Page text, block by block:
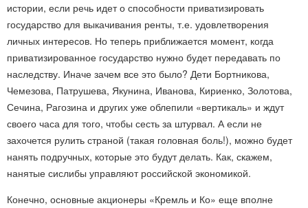
истории, если речь идет о способности приватизировать
государство для выкачивания ренты, т.е. удовлетворения
личных интересов. Но теперь приближается момент, когда
приватизированное государство нужно будет передавать по
наследству. Иначе зачем все это было? Дети Бортникова,
Чемезова, Патрушева, Якунина, Иванова, Кириенко, Золотова,
Сечина, Рагозина и других уже облепили «вертикаль» и ждут
своего часа для того, чтобы сесть за штурвал. А если не
захочется рулить страной (такая головная боль!), можно будет
нанять подручных, которые это будут делать. Как, скажем,
нанятые сислибы управляют российской экономикой.
Конечно, основные акционеры «Кремль и Ко» еще вполне